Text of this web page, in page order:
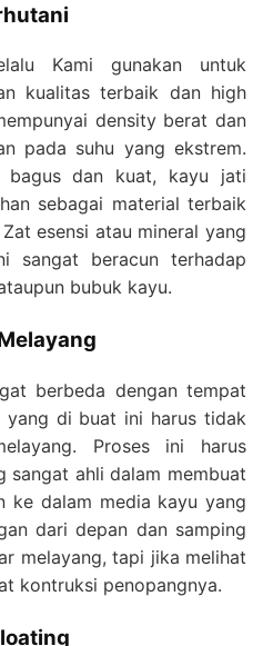
Kami gunakan untuk
kualitas terbaik dan high
density berat dan
pada suhu yang ekstrem.
bagus dan kuat, kayu jati
sebagai material terbaik
esensi atau mineral yang
sangat beracun terhadap
bubuk kayu.
berbeda dengan tempat
yang di buat ini harus tidak
Proses ini harus
sangat ahli dalam membuat
ke dalam media kayu yang
dari depan dan samping
melayang, tapi jika melihat
kontruksi penopangnya.